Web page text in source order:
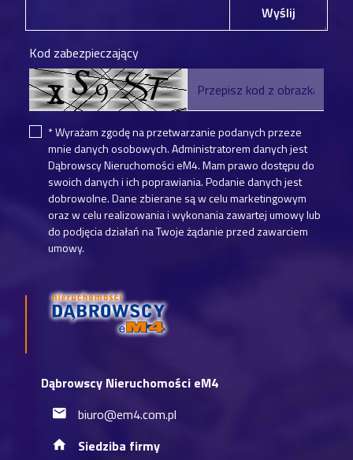
Dąbrowscy Nieruchomości eM4
biuro@em4.com.pl
Siedziba firmy
Wyślij
Kod zabezpieczający
* Wyrażam zgodę na przetwarzanie podanych przeze
mnie danych osobowych. Administratorem danych jest
Dąbrowscy Nieruchomości eM4. Mam prawo dostępu do
swoich danych i ich poprawiania. Podanie danych jest
dobrowolne. Dane zbierane są w celu marketingowym
oraz w celu realizowania i wykonania zawartej umowy lub
do podjęcia działań na Twoje żądanie przed zawarciem
umowy.